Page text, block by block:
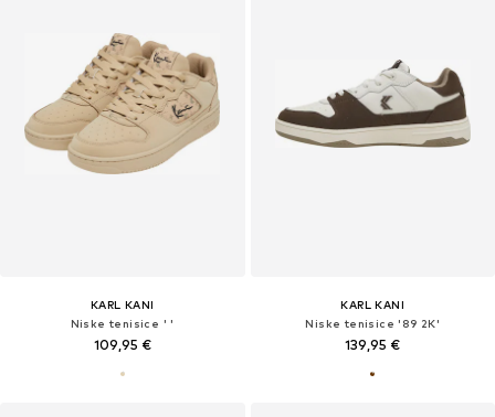
KARL KANI
Niske tenisice ' '
109,95 €
KARL KANI
Niske tenisice '89 2K'
139,95 €